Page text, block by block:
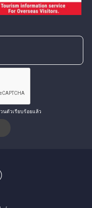
นตัวเรียบร้อยแล้ว